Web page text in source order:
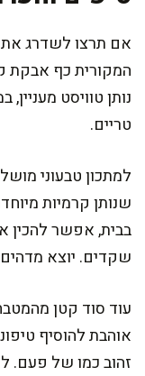
אם תרצו לשדרג
המקורית כף אבקת
נותן טוויסט
טריים.
למתכון טבעוני
שנותן קרמיות
בבית, אפשר להכין
שקדים. יוצא
עוד סוד קטן
אוהבת להוסיף
זהוב כמו של פעם.